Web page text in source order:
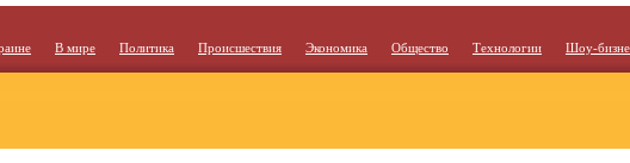
В мире Политика Происшествия Экономика Общество Технологии Шоу-